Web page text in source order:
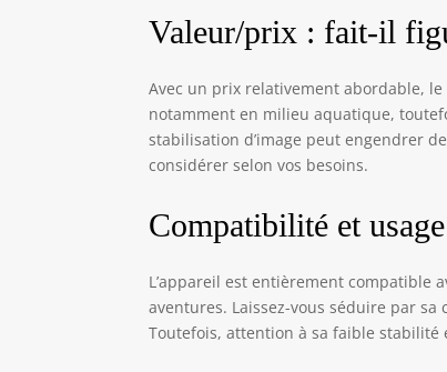
Valeur/prix : fait-il
Avec un prix relativement abordable,
notamment en milieu aquatique,
stabilisation d’image peut engendrer
considérer selon vos besoins.
Compatibilité et
L’appareil est entièrement compatible
aventures. Laissez-vous séduire par
Toutefois, attention à sa faible stabilité